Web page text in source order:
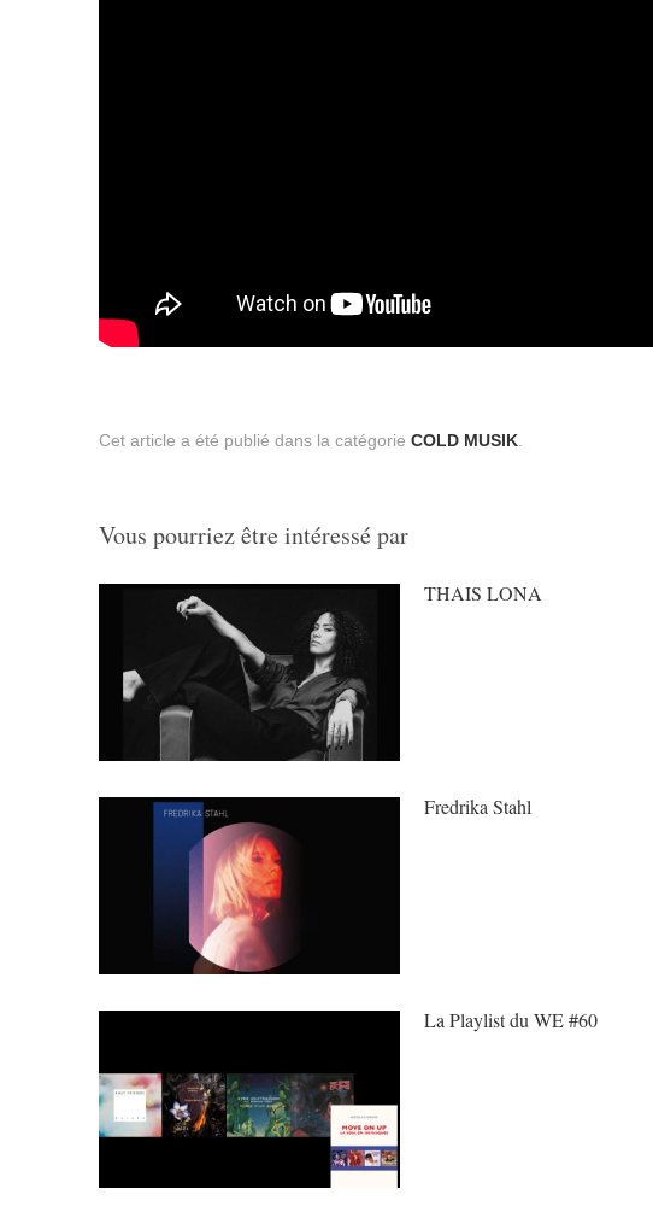
Cet article a été publié dans la catégorie COLD MUSIK
Vous pourriez être intéressé par
THAIS LONA
Fredrika Stahl
La Playlist du WE #60